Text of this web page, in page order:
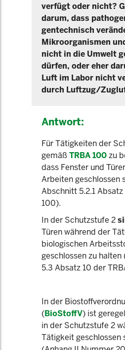
verfügt oder nicht?
darum, dass
gentechnisch
Mikroorganismen
nicht in die Umwelt
dürfen, oder eher
Luft im Labor nicht
durch Luftzug/
Antwort:
Für Tätigkeiten der
gemäßTRBA 100zu
dass Fenster und
Arbeiten geschlossen
Abschnitt 5.2.1
100).
In der Schutzstufe 2
Türen während der
biologischen
geschlossen zu
5.3 Absatz 10 der
In der
(BioStoffV) ist
in der Schutzstufe 2
Tätigkeit geschlossen